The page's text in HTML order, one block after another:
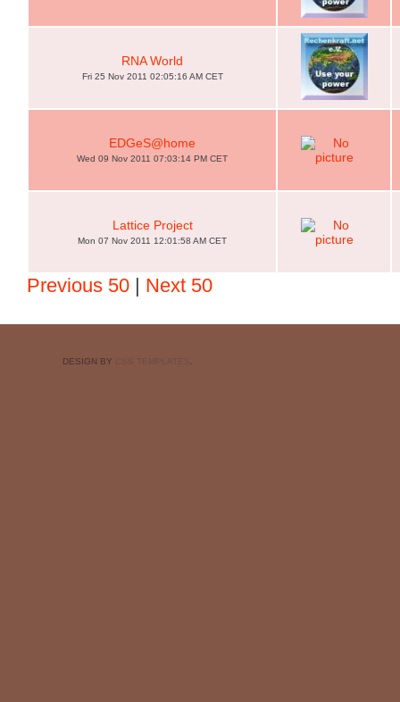
RNA World
Fri 25 Nov 2011 02:05:16 AM CET
EDGeS@home
Wed 09 Nov 2011 07:03:14 PM CET
Lattice Project
Mon 07 Nov 2011 12:01:58 AM CET
Previous 50 | Next 50
DESIGN BY CSS TEMPLATES